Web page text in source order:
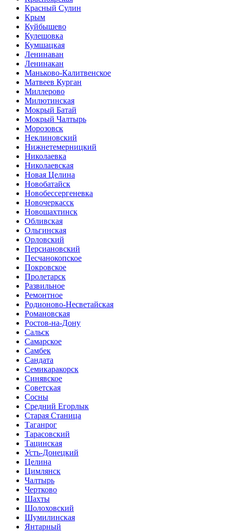
Красный Сулин
Крым
Куйбышево
Кулешовка
Кумшацкая
Ленинаван
Ленинакан
Маньково-Калитвенское
Матвеев Курган
Миллерово
Милютинская
Мокрый Батай
Мокрый Чалтырь
Морозовск
Неклиновский
Нижнетемерницкий
Николаевка
Николаевская
Новая Целина
Новобатайск
Новобессергеневка
Новочеркасск
Новошахтинск
Обливская
Ольгинская
Орловский
Персиановский
Песчанокопское
Покровское
Пролетарск
Развильное
Ремонтное
Родионово-Несветайская
Романовская
Ростов-на-Дону
Сальск
Самарское
Самбек
Сандата
Семикаракорск
Синявское
Советская
Сосны
Средний Егорлык
Старая Станица
Таганрог
Тарасовский
Тацинская
Усть-Донецкий
Целина
Цимлянск
Чалтырь
Чертково
Шахты
Шолоховский
Шумилинская
Янтарный